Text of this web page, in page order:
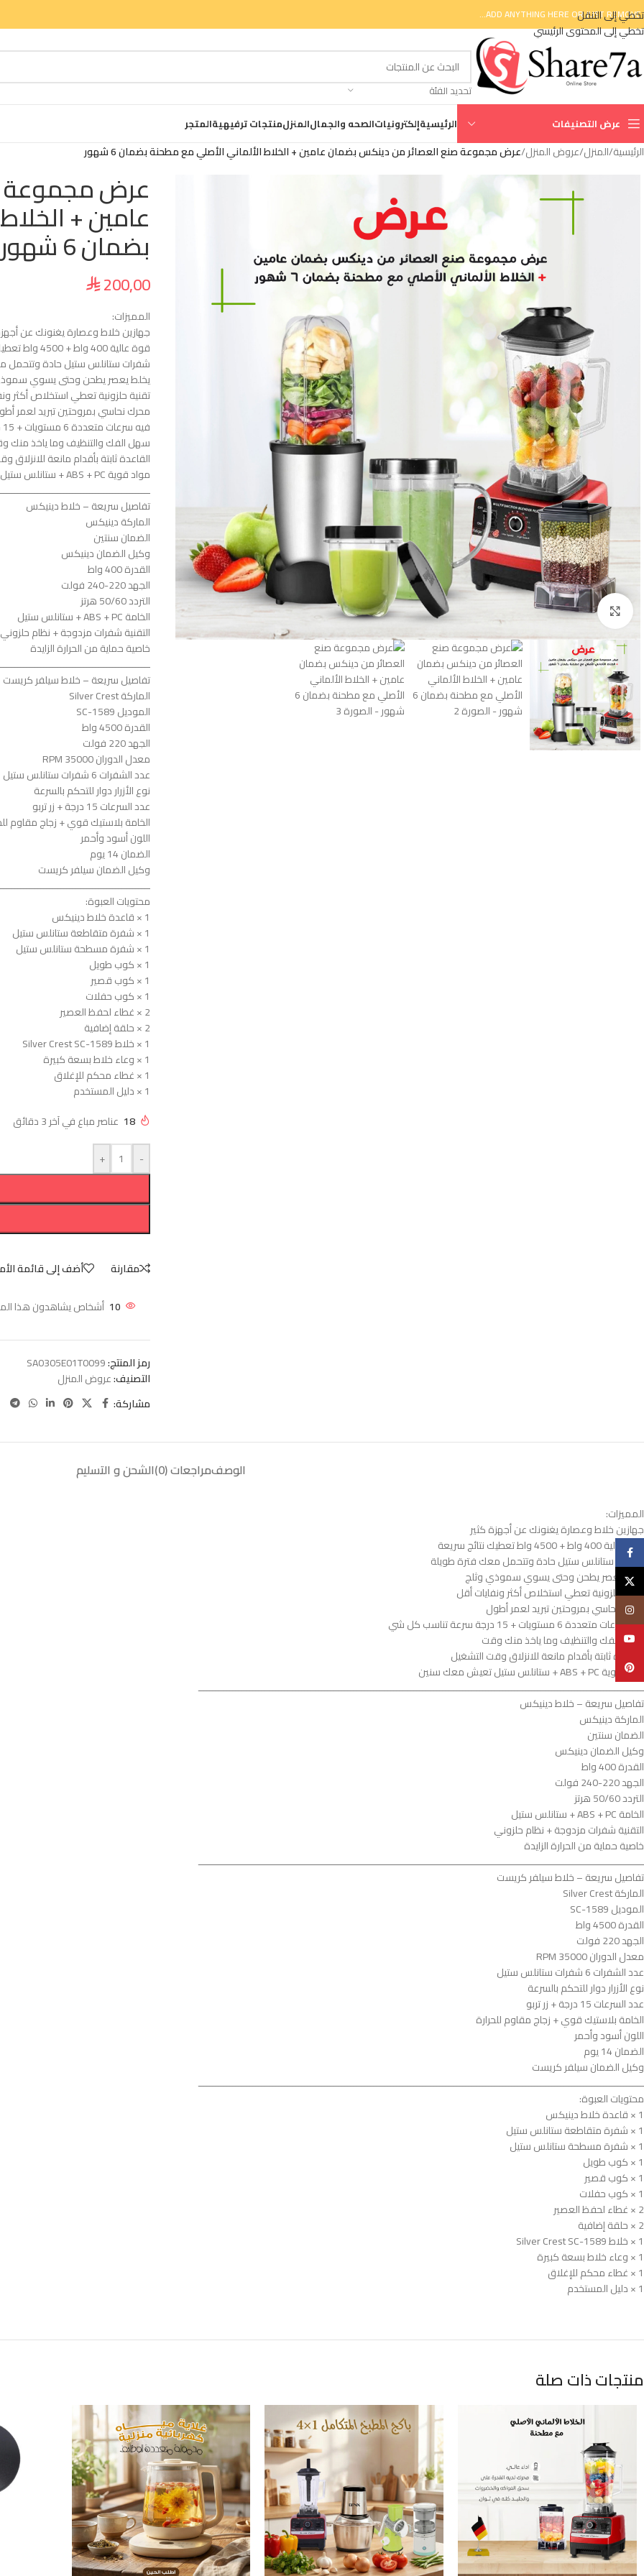
تخطي إلى التنقل
تخطي إلى المحتوى الرئيسي
ADD ANYTHING HERE OR JUST REMOVE
تحديد الفئة
عرض التصنيفات الرئيسيةإلكترونياتالصحه والجمالالمنزلمنتجات ترفيهيةالمتجر
الرئيسية/المنزل/عروض المنزل/عرض مجموعة صنع العصائر من دينكس بضمان عامين + الخلاط الألماني الأصلي مع مطحنة بضمان 6 شهور
انقر للتكبير
عرض مجموعة
عامين +
بضمان 6 شهور
⃁200,00
المميزات:
جهازين خلاط وعصارة يغنونك عن
قوة عالية 400 واط + 4500 واط تعطيك نتائج سريعة
شفرات ستانلس ستيل حادة وتتحمل
يخلط يعصر يطحن وحتى يسوي
تقنية حلزونية تعطي استخلاص أكثر
محرك نحاسي بمروحتين تبريد لعمر
فيه سرعات متعددة 6 مستويات + 15 درجة سرعة تناسب كل شي
سهل الفك والتنظيف وما ياخذ منك
القاعدة ثابتة بأقدام مانعة للانزلاق
مواد قوية ABS + PC + ستانلس ستيل تعيش معك سنين
تفاصيل سريعة – خلاط دينيكس
الماركة دينيكس
الضمان سنتين
وكيل الضمان دينيكس
القدرة 400 واط
الجهد 220-240 فولت
التردد 50/60 هرتز
الخامة ABS + PC + ستانلس ستيل
التقنية شفرات مزدوجة + نظام حلزوني
خاصية حماية من الحرارة الزايدة
تفاصيل سريعة – خلاط سيلفر كريست
الماركة Silver Crest
الموديل SC-1589
القدرة 4500 واط
الجهد 220 فولت
معدل الدوران 35000 RPM
عدد الشفرات 6 شفرات ستانلس ستيل
نوع الأزرار دوار للتحكم بالسرعة
عدد السرعات 15 درجة + زر تربو
الخامة بلاستيك قوي + زجاج مقاوم
اللون أسود وأحمر
الضمان 14 يوم
وكيل الضمان سيلفر كريست
محتويات العبوة:
1 × قاعدة خلاط دينيكس
1 × شفرة متقاطعة ستانلس ستيل
1 × شفرة مسطحة ستانلس ستيل
1 × كوب طويل
1 × كوب قصير
1 × كوب حفلات
2 × غطاء لحفظ العصير
2 × حلقة إضافية
1 × خلاط Silver Crest SC-1589
1 × وعاء خلاط بسعة كبيرة
1 × غطاء محكم للإغلاق
1 × دليل المستخدم
18 عناصر مباع في آخر 3 دقائق
-
+
مقارنة أضف إلى قائمة
10 أشخاص يشاهدون هذا
رمز المنتج:SA0305E01T0099
التصنيف:عروض المنزل
مشاركة:
الوصفمراجعات (0) الشحن و التسليم
المميزات:
جهازين خلاط وعصارة يغنونك عن أجهزة كثير
قوة عالية 400 واط + 4500 واط تعطيك نتائج سريعة
شفرات ستانلس ستيل حادة وتتحمل معك فترة طويلة
يخلط يعصر يطحن وحتى يسوي سموذي وثلج
تقنية حلزونية تعطي استخلاص أكثر ونفايات أقل
محرك نحاسي بمروحتين تبريد لعمر أطول
فيه سرعات متعددة 6 مستويات + 15 درجة سرعة تناسب كل شي
سهل الفك والتنظيف وما ياخذ منك وقت
القاعدة ثابتة بأقدام مانعة للانزلاق وقت التشغيل
مواد قوية ABS + PC + ستانلس ستيل تعيش معك سنين
ـــــــــــــــــــــــــــــــــــــــــــــــــــــــــــــــــــــــــــــــــــــــــــــــــــــــــــــــــــــــــــــــــــــــــــــــــــــــــــ
تفاصيل سريعة – خلاط دينيكس
الماركة دينيكس
الضمان سنتين
وكيل الضمان دينيكس
القدرة 400 واط
الجهد 220-240 فولت
التردد 50/60 هرتز
الخامة ABS + PC + ستانلس ستيل
التقنية شفرات مزدوجة + نظام حلزوني
خاصية حماية من الحرارة الزايدة
ـــــــــــــــــــــــــــــــــــــــــــــــــــــــــــــــــــــــــــــــــــــــــــــــــــــــــــــــــــــــــــــــــــــــــــــــــــــــــــ
تفاصيل سريعة – خلاط سيلفر كريست
الماركة Silver Crest
الموديل SC-1589
القدرة 4500 واط
الجهد 220 فولت
معدل الدوران 35000 RPM
عدد الشفرات 6 شفرات ستانلس ستيل
نوع الأزرار دوار للتحكم بالسرعة
عدد السرعات 15 درجة + زر تربو
الخامة بلاستيك قوي + زجاج مقاوم للحرارة
اللون أسود وأحمر
الضمان 14 يوم
وكيل الضمان سيلفر كريست
ـــــــــــــــــــــــــــــــــــــــــــــــــــــــــــــــــــــــــــــــــــــــــــــــــــــــــــــــــــــــــــــــــــــــــــــــــــــــــــ
محتويات العبوة:
1 × قاعدة خلاط دينيكس
1 × شفرة متقاطعة ستانلس ستيل
1 × شفرة مسطحة ستانلس ستيل
1 × كوب طويل
1 × كوب قصير
1 × كوب حفلات
2 × غطاء لحفظ العصير
2 × حلقة إضافية
1 × خلاط Silver Crest SC-1589
1 × وعاء خلاط بسعة كبيرة
1 × غطاء محكم للإغلاق
1 × دليل المستخدم
منتجات ذات صلة
فيسبوك
X
انستغرام
يوتيوب
Pinterest